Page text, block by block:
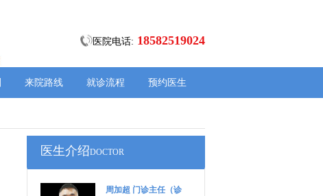
医院电话: 18582519024
来院路线 就诊流程 预约医生
医生介绍DOCTOR
周加超 门诊主任（诊